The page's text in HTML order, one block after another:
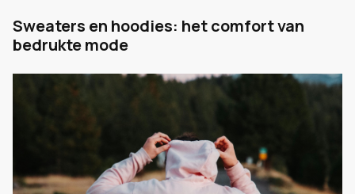
Sweaters en hoodies: het comfort van
bedrukte mode